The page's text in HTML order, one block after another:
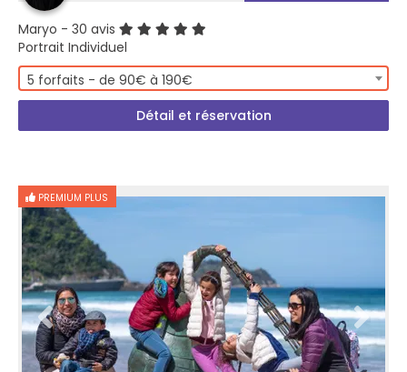
Maryo - 30 avis
Portrait Individuel
5 forfaits - de 90€ à 190€
Détail et réservation
PREMIUM PLUS